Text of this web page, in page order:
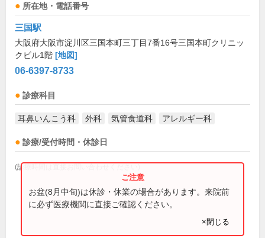
所在地・電話番号
三国駅
大阪府大阪市淀川区三国本町三丁目7番16号三国本町クリニッ
クビル1階 [地図]
06-6397-8733
診療科目
耳鼻いんこう科 外科 気管食道科 アレルギー科
診療/受付時間・休診日
(診療時間は直接お問い合わせください)
お盆(8月中旬)は休診・休業の場合があります。来院前
に必ず医療機関に直接ご確認ください。
×閉じる